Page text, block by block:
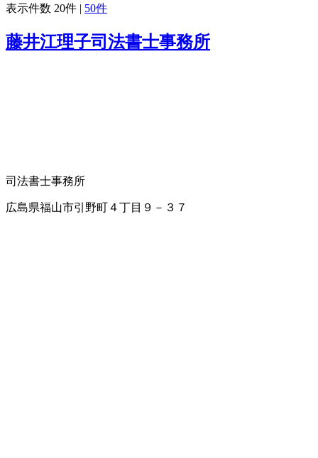
表示件数 20件 | 50件
藤井江理子司法書士事務所
司法書士事務所
広島県福山市引野町４丁目９－３７